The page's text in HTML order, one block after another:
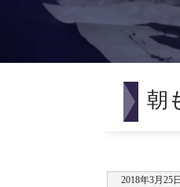
朝
2018年3月25日